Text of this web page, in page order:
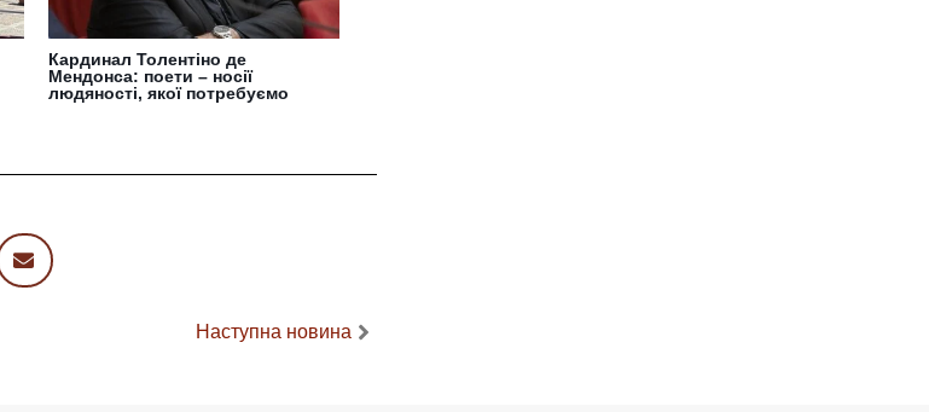
Кардинал Толентіно де
Мендонса: поети – носії
людяності, якої потребуємо
Наступна новина